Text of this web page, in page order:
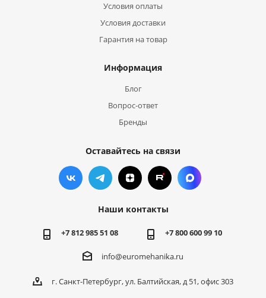
Условия оплаты
Условия доставки
Гарантия на товар
Информация
Блог
Вопрос-ответ
Бренды
Оставайтесь на связи
Наши контакты
+7 812 985 51 08 +7 800 600 99 10
info@euromehanika.ru
г. Санкт-Петербург, ул. Балтийская, д 51, офис 303